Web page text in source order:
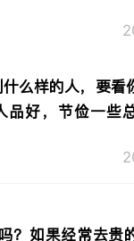
么样的人，要看
品好，节俭一些
？如果经常去贵